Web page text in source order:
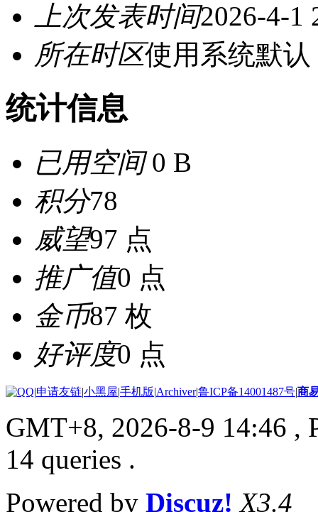
上次发表时间2026-4-1
所在时区使用系统默认
统计信息
已用空间0 B
积分78
威望97 点
推广值0 点
金币87 枚
好评度0 点
|申请友链|小黑屋|手机版|Archiver|鲁ICP备14001487号|商
GMT+8, 2026-8-9 14:46 ,
14 queries .
Powered by Discuz! X3.4